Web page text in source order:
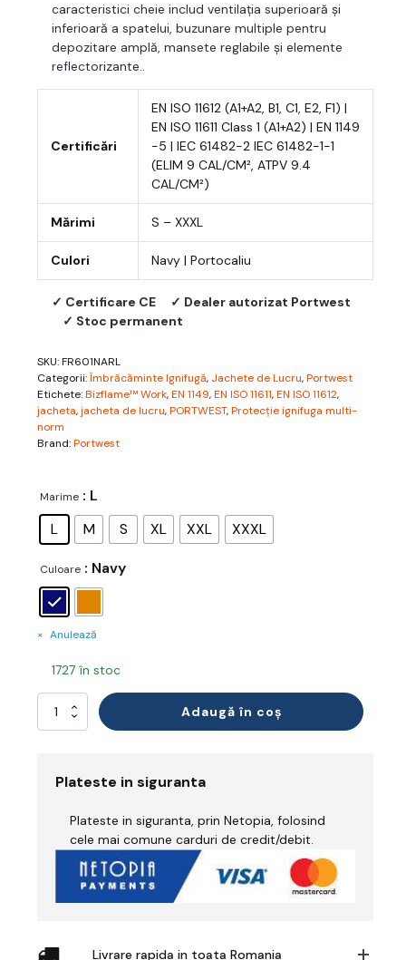
caracteristici cheie includ ventilația superioară și
inferioară a spatelui, buzunare multiple pentru
depozitare amplă, mansete reglabile și elemente
reflectorizante..
Certificări
EN ISO 11612 (A1+A2, B1, C1, E2, F1) |
EN ISO 11611 Class 1 (A1+A2) | EN 1149
-5 | IEC 61482-2 IEC 61482-1-1
(ELIM 9 CAL/CM², ATPV 9.4
CAL/CM²)
Mărimi S – XXXL
Culori Navy | Portocaliu
✓ Certificare CE
✓ Dealer autorizat Portwest
✓ Stoc permanent
SKU:FR601NARL
Categorii:Îmbrăcăminte Ignifugă, Jachete de Lucru,Portwest
Etichete:Bizflame™ Work,EN 1149,EN ISO 11611,EN ISO 11612,
jacheta,jacheta de lucru,PORTWEST,Protecție ignifuga multi-
norm
Brand:Portwest
Marime : L
L
M S XL XXL XXXL
Culoare : Navy
Anulează
1727 în stoc
Cantitate
Jachetă
Bizflame
Adaugă în coș
Plateste in siguranta
Plateste in siguranta, prin Netopia, folosind
cele mai comune carduri de credit/debit.
Livrare rapida in toata Romania